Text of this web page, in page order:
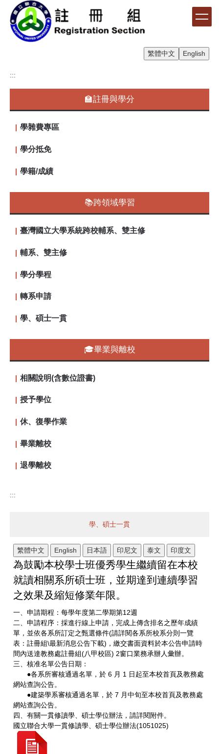
到
主
繁體中文 English
:::
🏫註冊與學分
學雜費專區
學分抵免
學籍/成績
📚跨領域學習
臺灣國立大學系統跨校輔系、雙主修
輔系、雙主修
學分學程
轉系申請
學、碩士一貫
🎓畢業與離校
相關說明(含數位證書)
授予學位
休、復學作業
畢業離校
退學離校
:::
學、碩士一貫
繁體中文 English 日本語 印尼文 泰文 印度文
為鼓勵本校學士班優秀學生繼續留在本校
就讀相關系所碩士班，並期達到連續學習
之效果及縮短修業年限。
一、申請期程：每學年度第二學期第12週
二、申請程序：採進行線上申請，完成上傳含排名之歷年成績
單，並依各系所訂定之甄選條件(請詳閱各系所校系分則一覽
表：註冊組\最新消息公告下載)，繳交書面資料於本公告申請時
間內送達教務處註冊組(八甲校區) 2窗口業務承辦人彙辦。
三、核准名單公告日期：
●各系所審核通過名單，於 6 月 1 日起至本校首頁及教務處
網站查詢公告。
●建築學系審核通過名單，於 7 月中旬至本校首頁及教務處
網站查詢公告。
四、有關一貫修讀學、碩士學位辦法，請詳閱附件。
國立聯合大學一貫修讀學、碩士學位辦法(1051025)